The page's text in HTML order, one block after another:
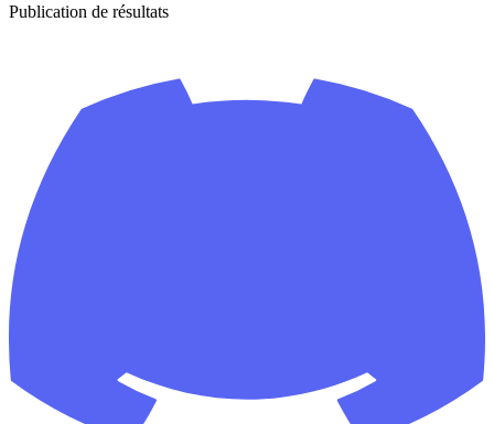
Publication de résultats